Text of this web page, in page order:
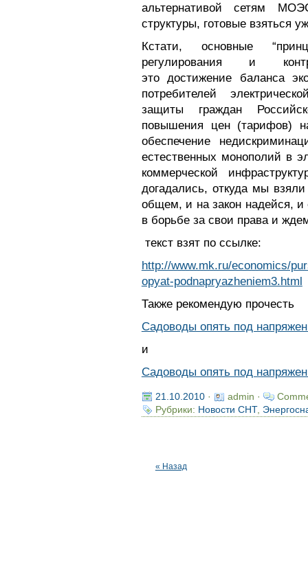
альтернативой сетям
структуры, готовые взяться
Кстати, основные
регулирования и
это достижение баланса
потребителей
защиты граждан
повышения цен (тарифов)
обеспечение
естественных монополий в
коммерческой
догадались, откуда мы
общем, и на закон надейся,
в борьбе за свои права и
текст взят по ссылке:
http://www.mk.ru/economics/
opyat-podnapryazheniem3.html
Также рекомендую прочесть
Садоводы опять под
и
Садоводы опять под
21.10.2010· admin ·
Рубрики: Новости СНТ,
« Назад